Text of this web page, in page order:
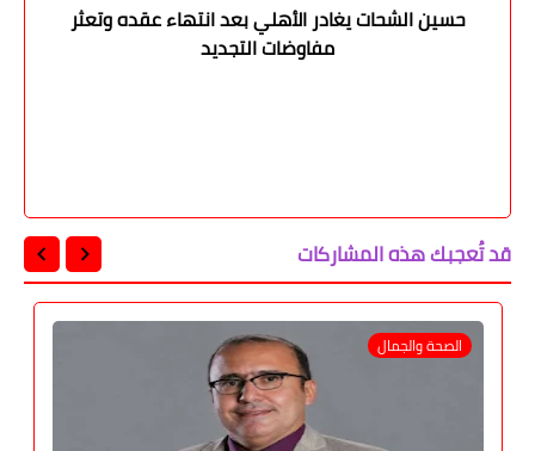
حسين الشحات يغادر الأهلي بعد انتهاء عقده وتعثر
مفاوضات التجديد
قد تُعجبك هذه المشاركات
الصحة والجمال